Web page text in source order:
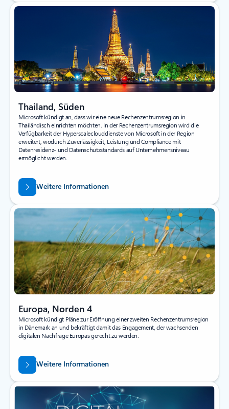
Thailand, Süden
Microsoft kündigt an, dass wir eine neue Rechenzentrumsregion in
Thailändisch einrichten möchten. In der Rechenzentrumsregion wird die
Verfügbarkeit der Hyperscaleclouddienste von Microsoft in der Region
erweitert, wodurch Zuverlässigkeit, Leistung und Compliance mit
Datenresidenz- und Datenschutzstandards auf Unternehmensniveau
ermöglicht werden.
Weitere Informationen
Europa, Norden 4
Microsoft kündigt Pläne zur Eröffnung einer zweiten Rechenzentrumsregion
in Dänemark an und bekräftigt damit das Engagement, der wachsenden
digitalen Nachfrage Europas gerecht zu werden.
Weitere Informationen